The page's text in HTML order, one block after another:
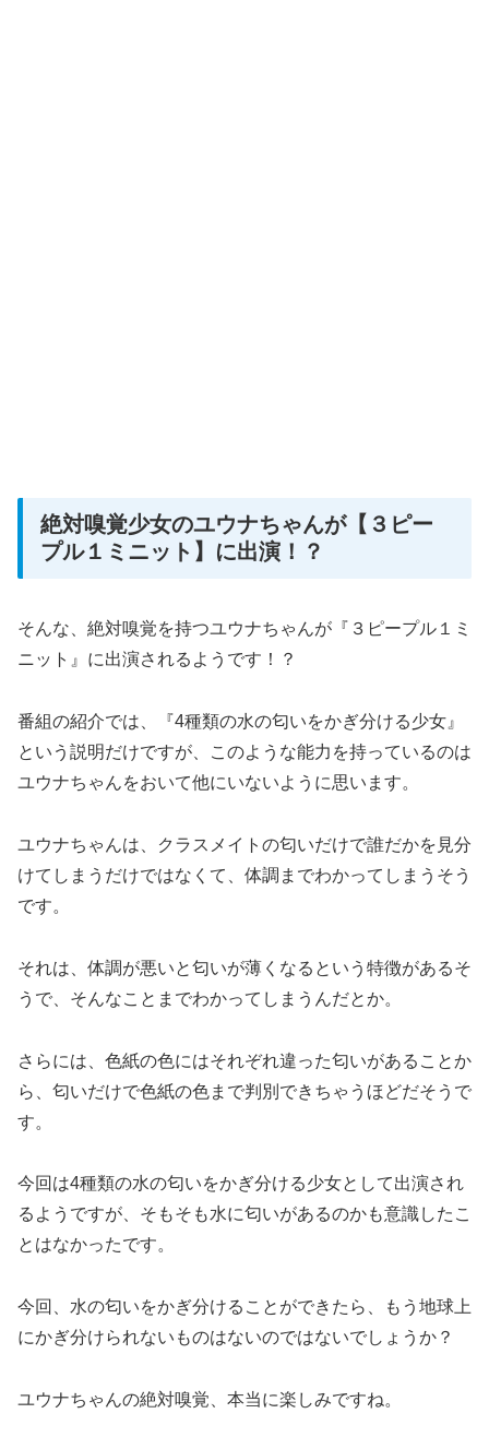
絶対嗅覚少女のユウナちゃんが【３ピー
プル１ミニット】に出演！？
そんな、絶対嗅覚を持つユウナちゃんが『３ピープル１ミ
ニット』に出演されるようです！？
番組の紹介では、『4種類の水の匂いをかぎ分ける少女』
という説明だけですが、このような能力を持っているのは
ユウナちゃんをおいて他にいないように思います。
ユウナちゃんは、クラスメイトの匂いだけで誰だかを見分
けてしまうだけではなくて、体調までわかってしまうそう
です。
それは、体調が悪いと匂いが薄くなるという特徴があるそ
うで、そんなことまでわかってしまうんだとか。
さらには、色紙の色にはそれぞれ違った匂いがあることか
ら、匂いだけで色紙の色まで判別できちゃうほどだそうで
す。
今回は4種類の水の匂いをかぎ分ける少女として出演され
るようですが、そもそも水に匂いがあるのかも意識したこ
とはなかったです。
今回、水の匂いをかぎ分けることができたら、もう地球上
にかぎ分けられないものはないのではないでしょうか？
ユウナちゃんの絶対嗅覚、本当に楽しみですね。